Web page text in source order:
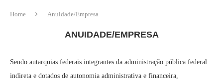
Home Anuidade/Empresa
ANUIDADE/EMPRESA
Sendo autarquias federais integrantes da administração pública federal
indireta e dotados de autonomia administrativa e financeira,